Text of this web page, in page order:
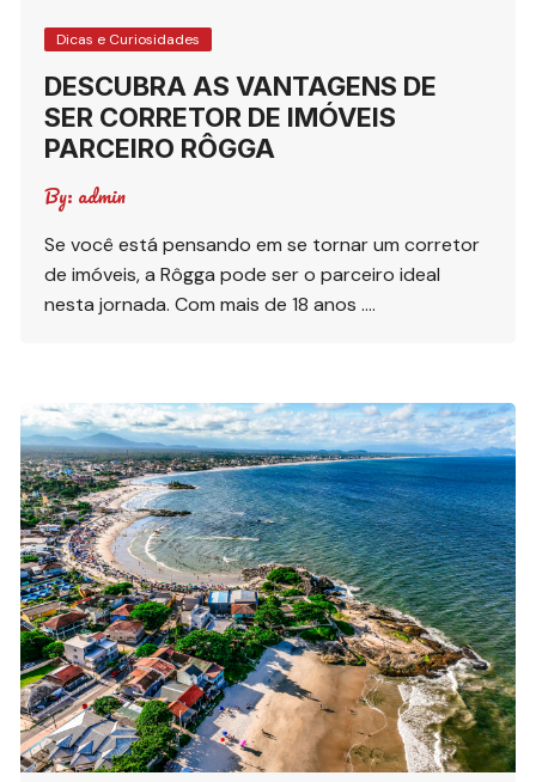
Dicas e Curiosidades
DESCUBRA AS VANTAGENS DE
SER CORRETOR DE IMÓVEIS
PARCEIRO RÔGGA
By: admin
Se você está pensando em se tornar um corretor
de imóveis, a Rôgga pode ser o parceiro ideal
nesta jornada. Com mais de 18 anos ….